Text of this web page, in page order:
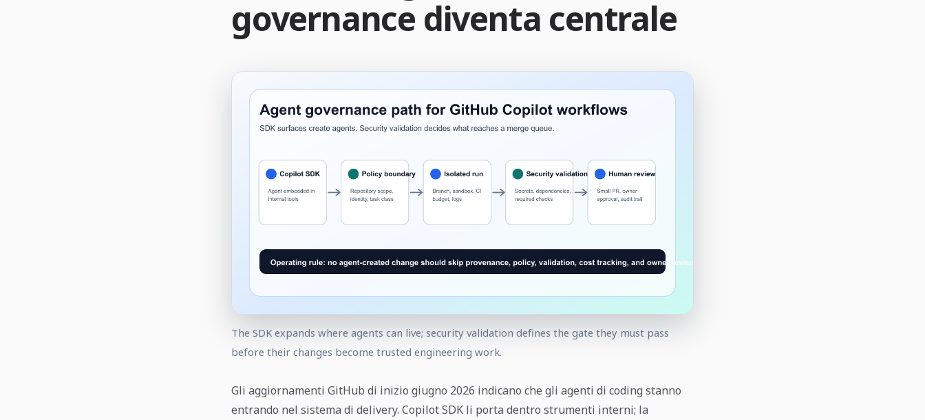
governance diventa centrale
The SDK expands where agents can live; security validation defines the gate they must pass
before their changes become trusted engineering work.
Gli aggiornamenti GitHub di inizio giugno 2026 indicano che gli agenti di coding stanno
entrando nel sistema di delivery. Copilot SDK li porta dentro strumenti interni; la